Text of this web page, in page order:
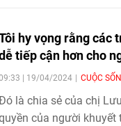
hy vọng rằng các
tiếp cận hơn cho
| 19/04/2024 CUỘC
là chia sẻ của chị
của người